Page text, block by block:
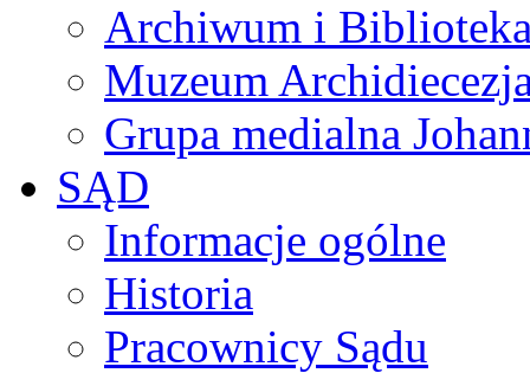
Archiwum i
Muzeum
Grupa medialna
SĄD
Informacje ogólne
Historia
Pracownicy Sądu